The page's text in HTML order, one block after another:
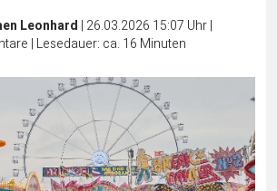
Leonhard | 26.03.2026 15:07 Uhr|
| Lesedauer: ca. 16 Minuten